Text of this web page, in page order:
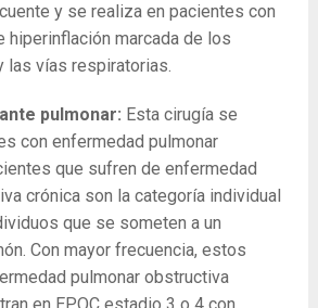
y se realiza en pacientes con
hiperinflación marcada de los
las vías respiratorias.
pulmonar: Esta cirugía se
con enfermedad pulmonar
que sufren de enfermedad
crónica son la categoría individual
que se someten a un
Con mayor frecuencia, estos
pulmonar obstructiva